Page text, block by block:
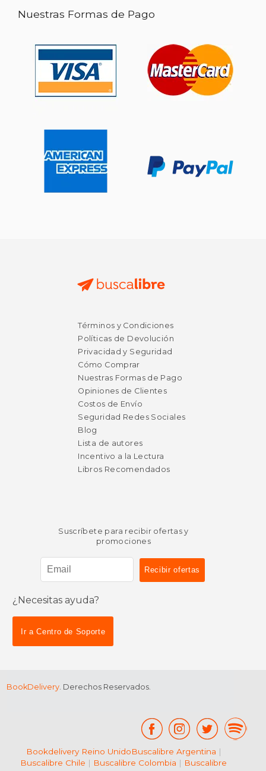
Nuestras Formas de Pago
Términos y Condiciones
Políticas de Devolución
Privacidad y Seguridad
Cómo Comprar
Nuestras Formas de Pago
Opiniones de Clientes
Costos de Envío
Seguridad Redes Sociales
Blog
Lista de autores
Incentivo a la Lectura
Libros Recomendados
Suscríbete para recibir ofertas y
promociones
¿Necesitas ayuda?
Ir a Centro de Soporte
BookDelivery. Derechos Reservados.
Bookdelivery Reino UnidoBuscalibre Argentina |
Buscalibre Chile | Buscalibre Colombia | Buscalibre